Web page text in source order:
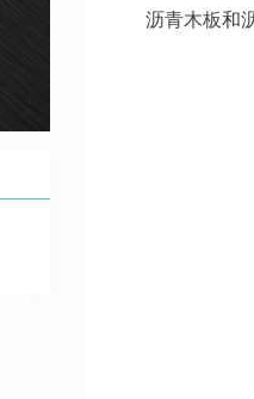
沥青木板和